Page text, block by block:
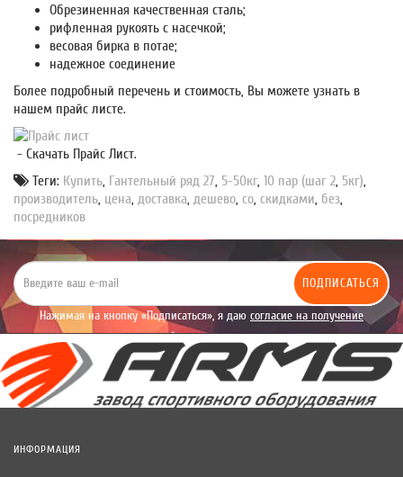
Обрезиненная качественная сталь;
рифленная рукоять с насечкой;
весовая бирка в потае;
надежное соединение
Более подробный перечень и стоимость, Вы можете узнать в
нашем прайс листе.
- Скачать Прайс Лист.
Теги: Купить, Гантельный ряд 27, 5-50кг, 10 пар (шаг 2, 5кг),
производитель, цена, доставка, дешево, со, скидками, без,
посредников
ПОДПИСАТЬСЯ
Нажимая на кнопку «Подписаться», я даю согласие на получение
уведомлений рекламного характера.
ИНФОРМАЦИЯ